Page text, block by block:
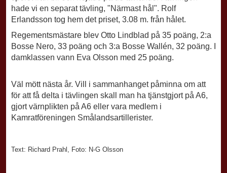
hade vi en separat tävling, "Närmast hål". Rolf
Erlandsson tog hem det priset, 3.08 m. från hålet.
Regementsmästare blev Otto Lindblad på 35 poäng, 2:a
Bosse Nero, 33 poäng och 3:a Bosse Wallén, 32 poäng. I
damklassen vann Eva Olsson med 25 poäng.
Väl mött nästa år. Vill i sammanhanget påminna om att
för att få delta i tävlingen skall man ha tjänstgjort på A6,
gjort värnplikten på A6 eller vara medlem i
Kamratföreningen Smålandsartillerister.
Text: Richard Prahl, Foto: N-G Olsson